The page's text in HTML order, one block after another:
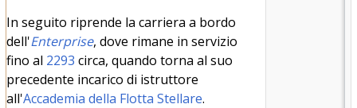
In seguito riprende la carriera a bordo
dell'Enterprise, dove rimane in servizio
fino al 2293 circa, quando torna al suo
precedente incarico di istruttore
all'Accademia della Flotta Stellare.